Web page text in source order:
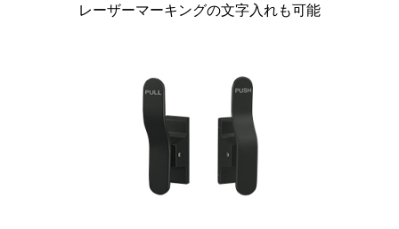
レーザーマーキングの文字入れも可能